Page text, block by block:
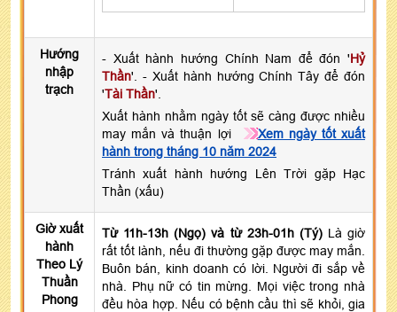
Hướng
nhập
trạch
- Xuất hành hướng Chính Nam để đón 'Hỷ
Thần'. - Xuất hành hướng Chính Tây để đón
'Tài Thần'.
Xuất hành nhằm ngày tốt sẽ càng được nhiều
may mắn và thuận lợi
Xem ngày tốt xuất
hành trong tháng 10 năm 2024
Tránh xuất hành hướng Lên Trời gặp Hạc
Thần (xấu)
Giờ xuất
hành
Theo Lý
Thuần
Phong
Từ 11h-13h (Ngọ) và từ 23h-01h (Tý) Là giờ
rất tốt lành, nếu đi thường gặp được may mắn.
Buôn bán, kinh doanh có lời. Người đi sắp về
nhà. Phụ nữ có tin mừng. Mọi việc trong nhà
đều hòa hợp. Nếu có bệnh cầu thì sẽ khỏi, gia